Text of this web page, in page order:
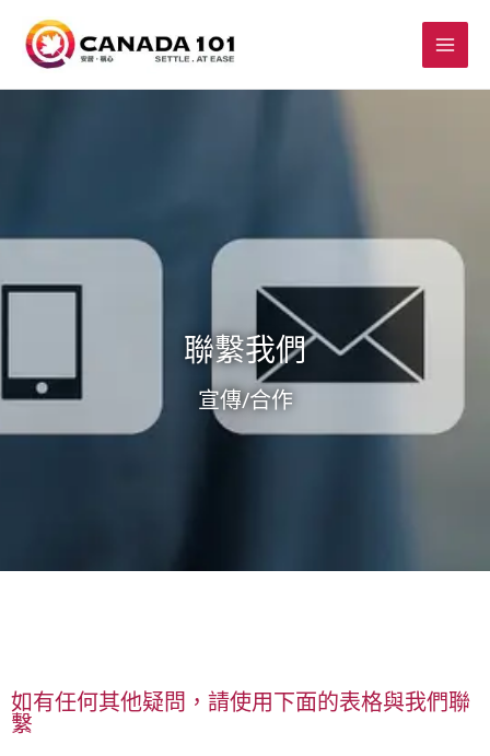
聯繫我們
宣傳/合作
如有任何其他疑問，請使用下面的表格與我們聯
繫